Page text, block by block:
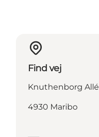
Find vej
Knuthenborg Allé
4930 Maribo